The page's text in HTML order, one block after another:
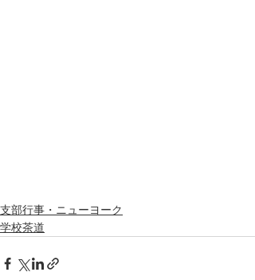
支部行事・ニューヨーク
学校茶道